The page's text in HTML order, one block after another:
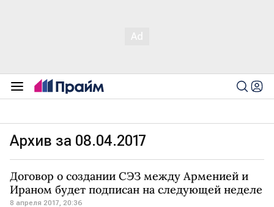
Архив за 08.04.2017
Договор о создании СЭЗ между Арменией и
Ираном будет подписан на следующей неделе
8 апреля 2017, 20:36